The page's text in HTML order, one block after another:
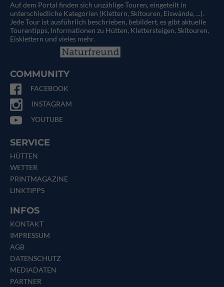
Auf dem Portal finden sich unzählige Touren, eingeteilt in
unterschiedliche Kategorien (Klettern, Skitouren, Eiswände, ...).
Jede Tour ist ausführlich beschrieben, bebildert, es gibt aktuelle
Tourentipps, Informationen zu Hütten, Klettersteigen, Skitouren,
Eisklettern und vieles mehr.
COMMUNITY
FACEBOOK
INSTAGRAM
YOUTUBE
SERVICE
HÜTTEN
WETTER
PRINTMAGAZINE
LINKTIPPS
INFOS
KONTAKT
IMPRESSUM
AGB
DATENSCHUTZ
MEDIADATEN
PARTNER